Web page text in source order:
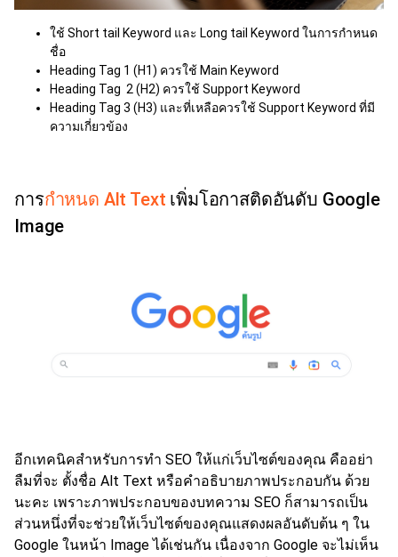
ใช้ Short tail Keyword และ Long tail Keyword ในการกำหนด
ชื่อ
Heading Tag 1 (H1) ควรใช้ Main Keyword
Heading Tag 2 (H2) ควรใช้ Support Keyword
Heading Tag 3 (H3) และที่เหลือควรใช้ Support Keyword ที่มี
ความเกี่ยวข้อง
การกำหนด Alt Text เพิ่มโอกาสติดอันดับ Google
Image
อีกเทคนิคสำหรับการทำ SEO ให้แก่เว็บไซต์ของคุณ คืออย่า
ลืมที่จะ ตั้งชื่อ Alt Text หรือคำอธิบายภาพประกอบกัน ด้วย
นะคะ เพราะภาพประกอบของบทความ SEO ก็สามารถเป็น
ส่วนหนึ่งที่จะช่วยให้เว็บไซต์ของคุณแสดงผลอันดับต้น ๆ ใน
Google ในหน้า Image ได้เช่นกัน เนื่องจาก Google จะไม่เห็น